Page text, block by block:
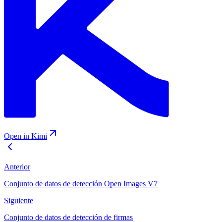
Open in Kimi
Anterior
Conjunto de datos de detección Open Images V7
Siguiente
Conjunto de datos de detección de firmas